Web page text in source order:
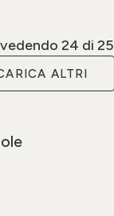
24 di 25
ALTRI